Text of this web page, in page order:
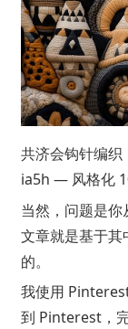
共济会钩针编
ia5h — 风格化
当然，问题是
文章就是基于其
的。
我使用
到 Pinterest，